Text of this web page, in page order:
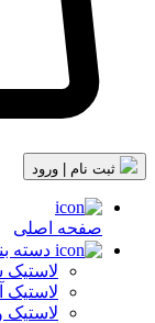
صفحه اصلی
دسته
لاستیک
لاستیک